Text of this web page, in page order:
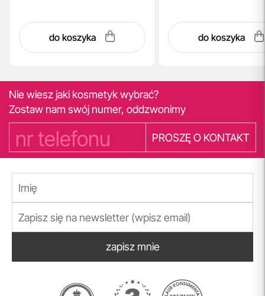
do koszyka do koszyka
Nie wiesz jaki kosmetyk wybrać?
Zostaw nam swój numer, oddzwonimy
PROSZĘ O KONTAKT
zapisz mnie